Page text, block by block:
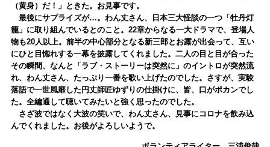
（黄身）だ！」ときた。お見事です。
最後にサプライズが…。わん丈さん、日本三大怪談の一つ「牡丹灯
籠」に取り組んでいるとのこと。22章からなる一大ドラマで、登場人
物も20人以上。前半の中心部分となる新三郎とお露が出会って、互い
にひと目惚れする一幕を披露してくれました。二人の目と目が合った
その瞬間、なんと「ラブ・ストーリーは突然に」のイントロが突然流
れ、わん丈さん、たっぷり一番を歌い上げたのでした。さすが、実験
落語で一世風靡した円丈師匠ゆずりの仕掛けに、皆、口がポカンでし
た。全編通して聴いてみたいと強く思ったのでした。
さざ波ではなく大波の笑いで、わん丈さん、見事にコロナを飲み込
んでくれました。お後がよろしいようで。